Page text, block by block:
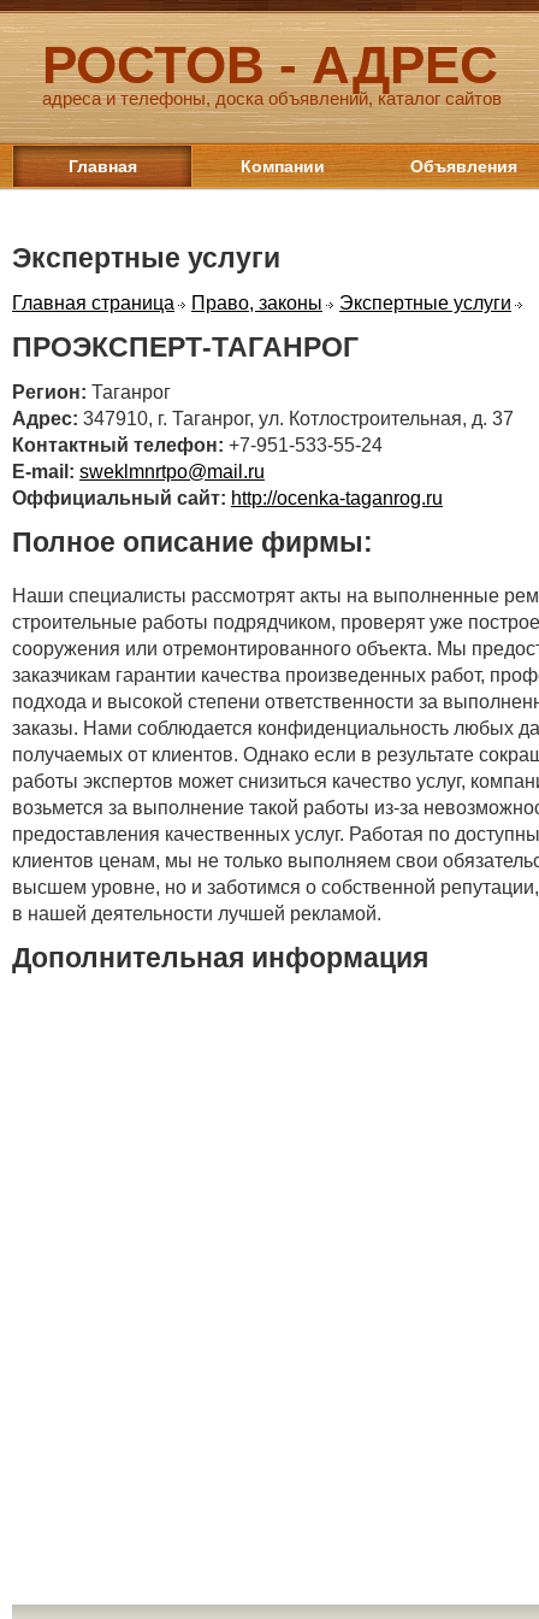
РОСТОВ - АДРЕС
адреса и телефоны, доска объявлений, каталог сайтов
Главная Компании Объявления
Экспертные услуги
Главная страница Право, законы Экспертные услуги
ПРОЭКСПЕРТ-ТАГАНРОГ
Регион: Таганрог
Адрес: 347910, г. Таганрог, ул. Котлостроительная, д. 37
Контактный телефон: +7-951-533-55-24
E-mail: sweklmnrtpo@mail.ru
Оффициальный сайт: http://ocenka-taganrog.ru
Полное описание фирмы:
Наши специалисты рассмотрят акты на выполненные
строительные работы подрядчиком, проверят уже
сооружения или отремонтированного объекта. Мы
заказчикам гарантии качества произведенных работ,
подхода и высокой степени ответственности за
заказы. Нами соблюдается конфиденциальность любых
получаемых от клиентов. Однако если в результате
работы экспертов может снизиться качество услуг,
возьмется за выполнение такой работы из-за
предоставления качественных услуг. Работая по
клиентов ценам, мы не только выполняем свои
высшем уровне, но и заботимся о собственной
в нашей деятельности лучшей рекламой.
Дополнительная информация